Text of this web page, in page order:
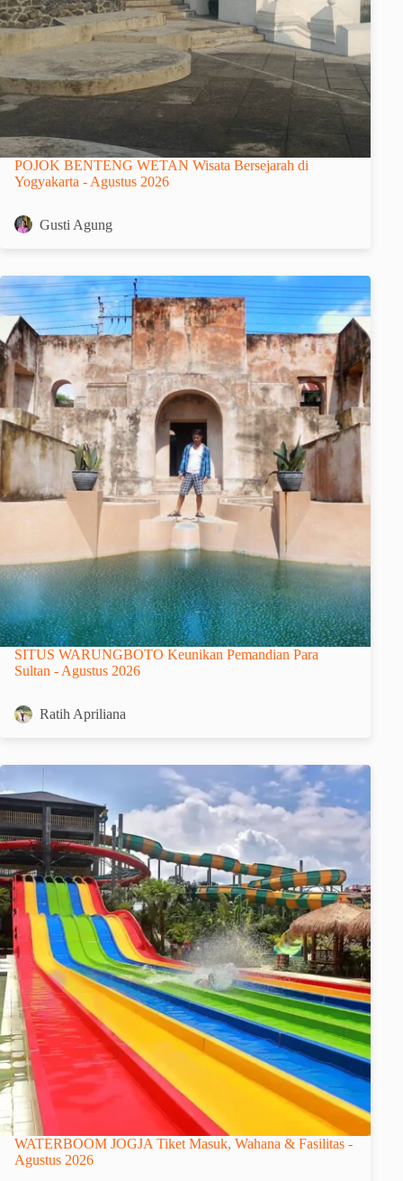
POJOK BENTENG WETAN Wisata Bersejarah di
Yogyakarta - Agustus 2026
Gusti Agung
SITUS WARUNGBOTO Keunikan Pemandian Para
Sultan - Agustus 2026
Ratih Apriliana
WATERBOOM JOGJA Tiket Masuk, Wahana & Fasilitas -
Agustus 2026